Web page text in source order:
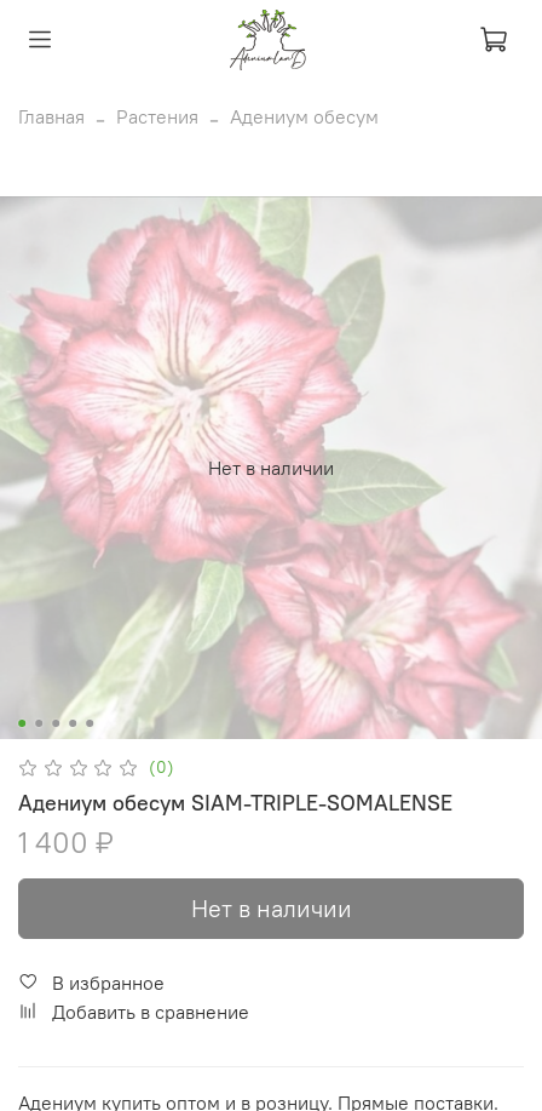
Главная Растения Адениум обесум
Нет в наличии
(0)
Адениум обесум SIAM-TRIPLE-SOMALENSE
1 400 ₽
Нет в наличии
В избранное
Добавить в сравнение
Адениум купить оптом и в розницу. Прямые поставки.